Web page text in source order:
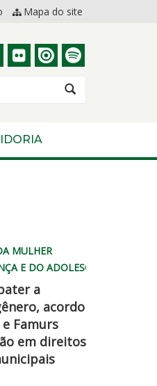
Mapa do site
BUSCAR
MULHER
E DO ADOLESCENTE
a
acordo
e Famurs
em direitos